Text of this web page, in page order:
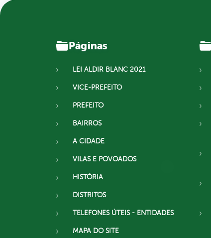
Páginas
LEI ALDIR BLANC 2021
VICE-PREFEITO
PREFEITO
BAIRROS
A CIDADE
VILAS E POVOADOS
HISTÓRIA
DISTRITOS
TELEFONES ÚTEIS - ENTIDADES
MAPA DO SITE